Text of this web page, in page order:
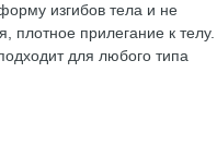
изгибов тела и не
плотное прилегание к телу.
для любого типа